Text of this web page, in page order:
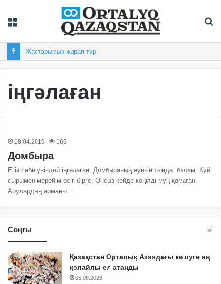
Жастарымыз жарап тұр
іңгәлаған
18.04.2019 169
Домбыра
Егіз сәби үніндей іңгәлаған, Домбыраның әуенін тыңда, балам. Күй
сырымен мерейім өсіп бірге, Онсыз кейде көңілді мұң қамаған.
Арулардың арманы…
Соңғы
Қазақстан Орталық Азиядағы көшуге ең
қолайлы ел атанды
05.08.2026